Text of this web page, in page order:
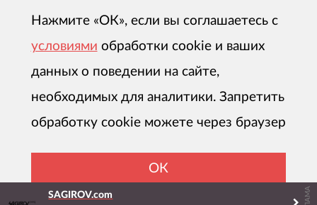
SAGIROV.com
Нажмите «ОК», если вы соглашаетесь с
условиями обработки cookie и ваших
данных о поведении на сайте,
необходимых для аналитики. Запретить
обработку cookie можете через браузер
ОК